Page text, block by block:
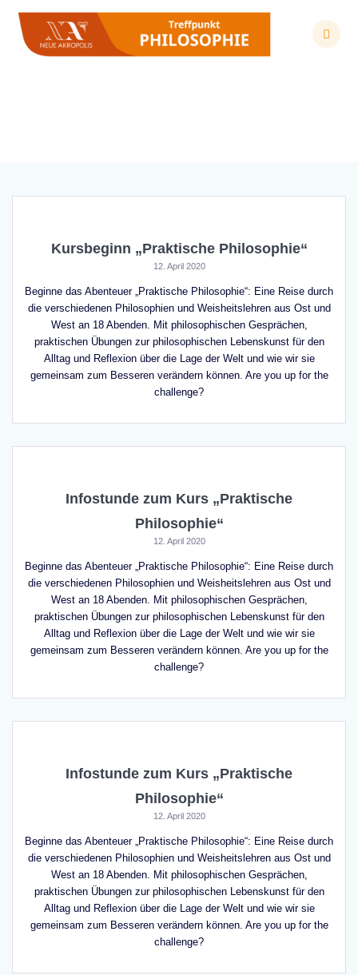
Inhalt
springen
Kursbeginn „Praktische Philosophie“
12. April 2020
Beginne das Abenteuer „Praktische Philosophie“: Eine Reise durch
die verschiedenen Philosophien und Weisheitslehren aus Ost und
West an 18 Abenden. Mit philosophischen Gesprächen,
praktischen Übungen zur philosophischen Lebenskunst für den
Alltag und Reflexion über die Lage der Welt und wie wir sie
gemeinsam zum Besseren verändern können. Are you up for the
challenge?
Infostunde zum Kurs „Praktische
Philosophie“
12. April 2020
Beginne das Abenteuer „Praktische Philosophie“: Eine Reise durch
die verschiedenen Philosophien und Weisheitslehren aus Ost und
West an 18 Abenden. Mit philosophischen Gesprächen,
praktischen Übungen zur philosophischen Lebenskunst für den
Alltag und Reflexion über die Lage der Welt und wie wir sie
gemeinsam zum Besseren verändern können. Are you up for the
challenge?
Infostunde zum Kurs „Praktische
Philosophie“
12. April 2020
Beginne das Abenteuer „Praktische Philosophie“: Eine Reise durch
die verschiedenen Philosophien und Weisheitslehren aus Ost und
West an 18 Abenden. Mit philosophischen Gesprächen,
praktischen Übungen zur philosophischen Lebenskunst für den
Alltag und Reflexion über die Lage der Welt und wie wir sie
gemeinsam zum Besseren verändern können. Are you up for the
challenge?